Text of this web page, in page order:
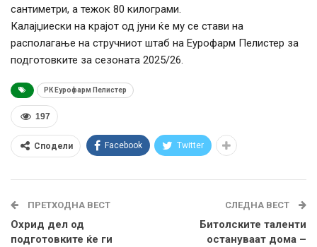
сантиметри, а тежок 80 килограми.
Калајџиески на крајот од јуни ќе му се стави на
располагање на стручниот штаб на Еурофарм Пелистер за
подготовките за сезоната 2025/26.
РК Еурофарм Пелистер
197
Сподели Facebook Twitter
ПРЕТХОДНА ВЕСТ
Охрид дел од
подготовките ќе ги
СЛЕДНА ВЕСТ
Битолските таленти
остануваат дома –